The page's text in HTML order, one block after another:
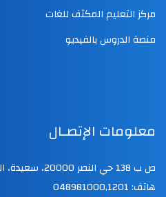
مركز التعليم المكثف للغات
منصة الدروس بالفيديو
معلومات الإتصـال
ص ب 138 حي النصر 20000، سعيدة، الجزائر
هاتف: 048981000,1201